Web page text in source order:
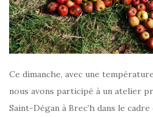
Ce dimanche, avec une
nous avons participé à un atelier
Saint-Dégan à Brec’h dans le